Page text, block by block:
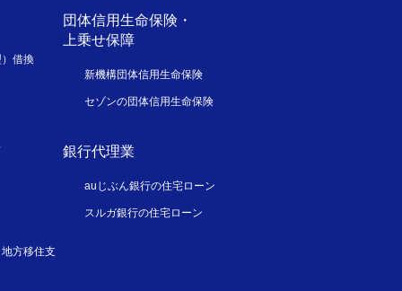
借換
方移住支
団体信用生命保険・
上乗せ保障
新機構団体信用生命保険
セゾンの団体信用生命保険
銀行代理業
auじぶん銀行の住宅ローン
スルガ銀行の住宅ローン